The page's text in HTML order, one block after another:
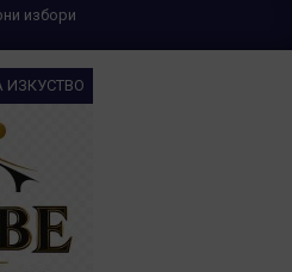
избори
ИЗКУСТВО